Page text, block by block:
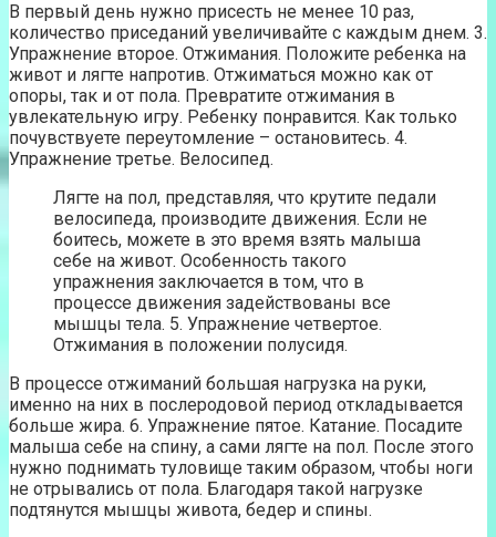
В первый день нужно присесть не менее 10 раз,
количество приседаний увеличивайте с каждым днем. 3.
Упражнение второе. Отжимания. Положите ребенка на
живот и лягте напротив. Отжиматься можно как от
опоры, так и от пола. Превратите отжимания в
увлекательную игру. Ребенку понравится. Как только
почувствуете переутомление – остановитесь. 4.
Упражнение третье. Велосипед.
Лягте на пол, представляя, что крутите педали
велосипеда, производите движения. Если не
боитесь, можете в это время взять малыша
себе на живот. Особенность такого
упражнения заключается в том, что в
процессе движения задействованы все
мышцы тела. 5. Упражнение четвертое.
Отжимания в положении полусидя.
В процессе отжиманий большая нагрузка на руки,
именно на них в послеродовой период откладывается
больше жира. 6. Упражнение пятое. Катание. Посадите
малыша себе на спину, а сами лягте на пол. После этого
нужно поднимать туловище таким образом, чтобы ноги
не отрывались от пола. Благодаря такой нагрузке
подтянутся мышцы живота, бедер и спины.